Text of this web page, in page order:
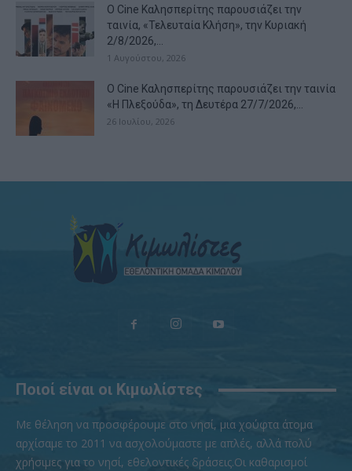
Ο Cine Καλησπερίτης παρουσιάζει την
ταινία, «Τελευταία Κλήση», την Κυριακή
2/8/2026,...
1 Αυγούστου, 2026
Ο Cine Καλησπερίτης παρουσιάζει την ταινία
«Η Πλεξούδα», τη Δευτέρα 27/7/2026,...
26 Ιουλίου, 2026
Ποιοί είναι οι Κιμωλίστες
Με θέληση να προσφέρουμε στο νησί, μια χούφτα άτομα
αρχίσαμε το 2011 να ασχολούμαστε με απλές, αλλά πολύ
χρήσιμες για το νησί, εθελοντικές δράσεις.Οι καθαρισμοί